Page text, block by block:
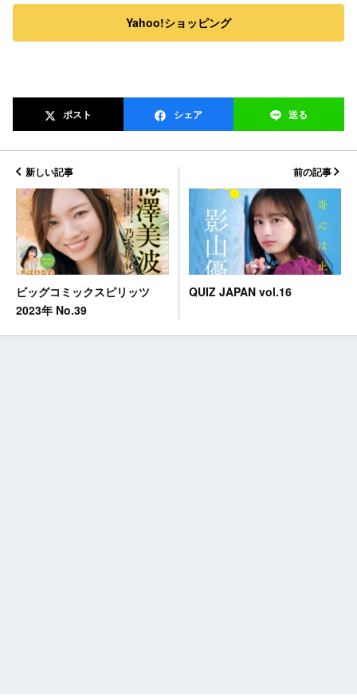
Yahoo!ショッピング
ポスト シェア 送る
新しい記事
ビッグコミックスピリッツ
2023年 No.39
前の記事
QUIZ JAPAN vol.16